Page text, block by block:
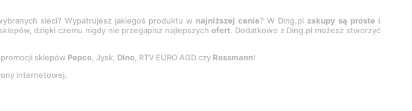
sieci? Wypatrujesz jakiegoś produktu w najniższej cenie? W Ding.pl zakupy są proste i
dzięki czemu nigdy nie przegapisz najlepszychofert. Dodatkowo z Ding.pl możesz stworzyć
sklepów Pepco, Jysk, Dino, RTV EURO AGD czy Rossmann!
internetowej.